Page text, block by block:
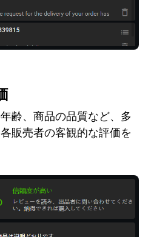
齢、商品の品質など、多
販売者の客観的な評価を